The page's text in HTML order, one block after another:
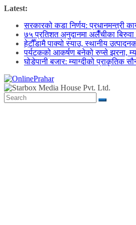
Skip
content
Latest:
सरकारको कडा निर्णय: प्रधानमन्त्री
७५ प्रतिशत अनुदानमा अलैँचीका बिरुवा
हेटौँडामै पाक्यो स्याउ, स्थानीय
पर्यटकको आकर्षण बनेको रुप्से झरना,
घोडेपानी बजार: म्याग्दीको प्राकृतिक